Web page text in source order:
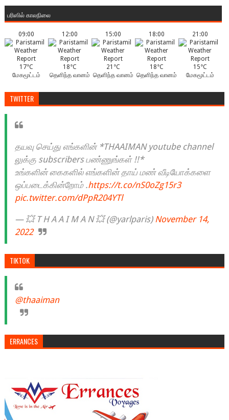
பரிஸில் காலநிலை
09:00
17°C
மேகமூட்டம்
12:00
18°C
தெளிந்த வானம்
15:00
21°C
தெளிந்த வானம்
18:00
18°C
தெளிந்த வானம்
21:00
15°C
மேகமூட்டம்
TWITTER
தயவு செய்து எங்களின் *THAAIMAN youtube channel
லுக்கு subscribers பண்ணுங்கள் !!*
உங்களின் கைகளில் எங்களின் தாய் மண் வீடியோக்களை
ஒப்படைக்கின்றோம் .https://t.co/nS0oZg15r3
pic.twitter.com/dPpR204YTl
— 💥 T H A A I M A N 💥 (@yarlparis) November 14,
2022
TIKTOK
@thaaiman
ERRANCES